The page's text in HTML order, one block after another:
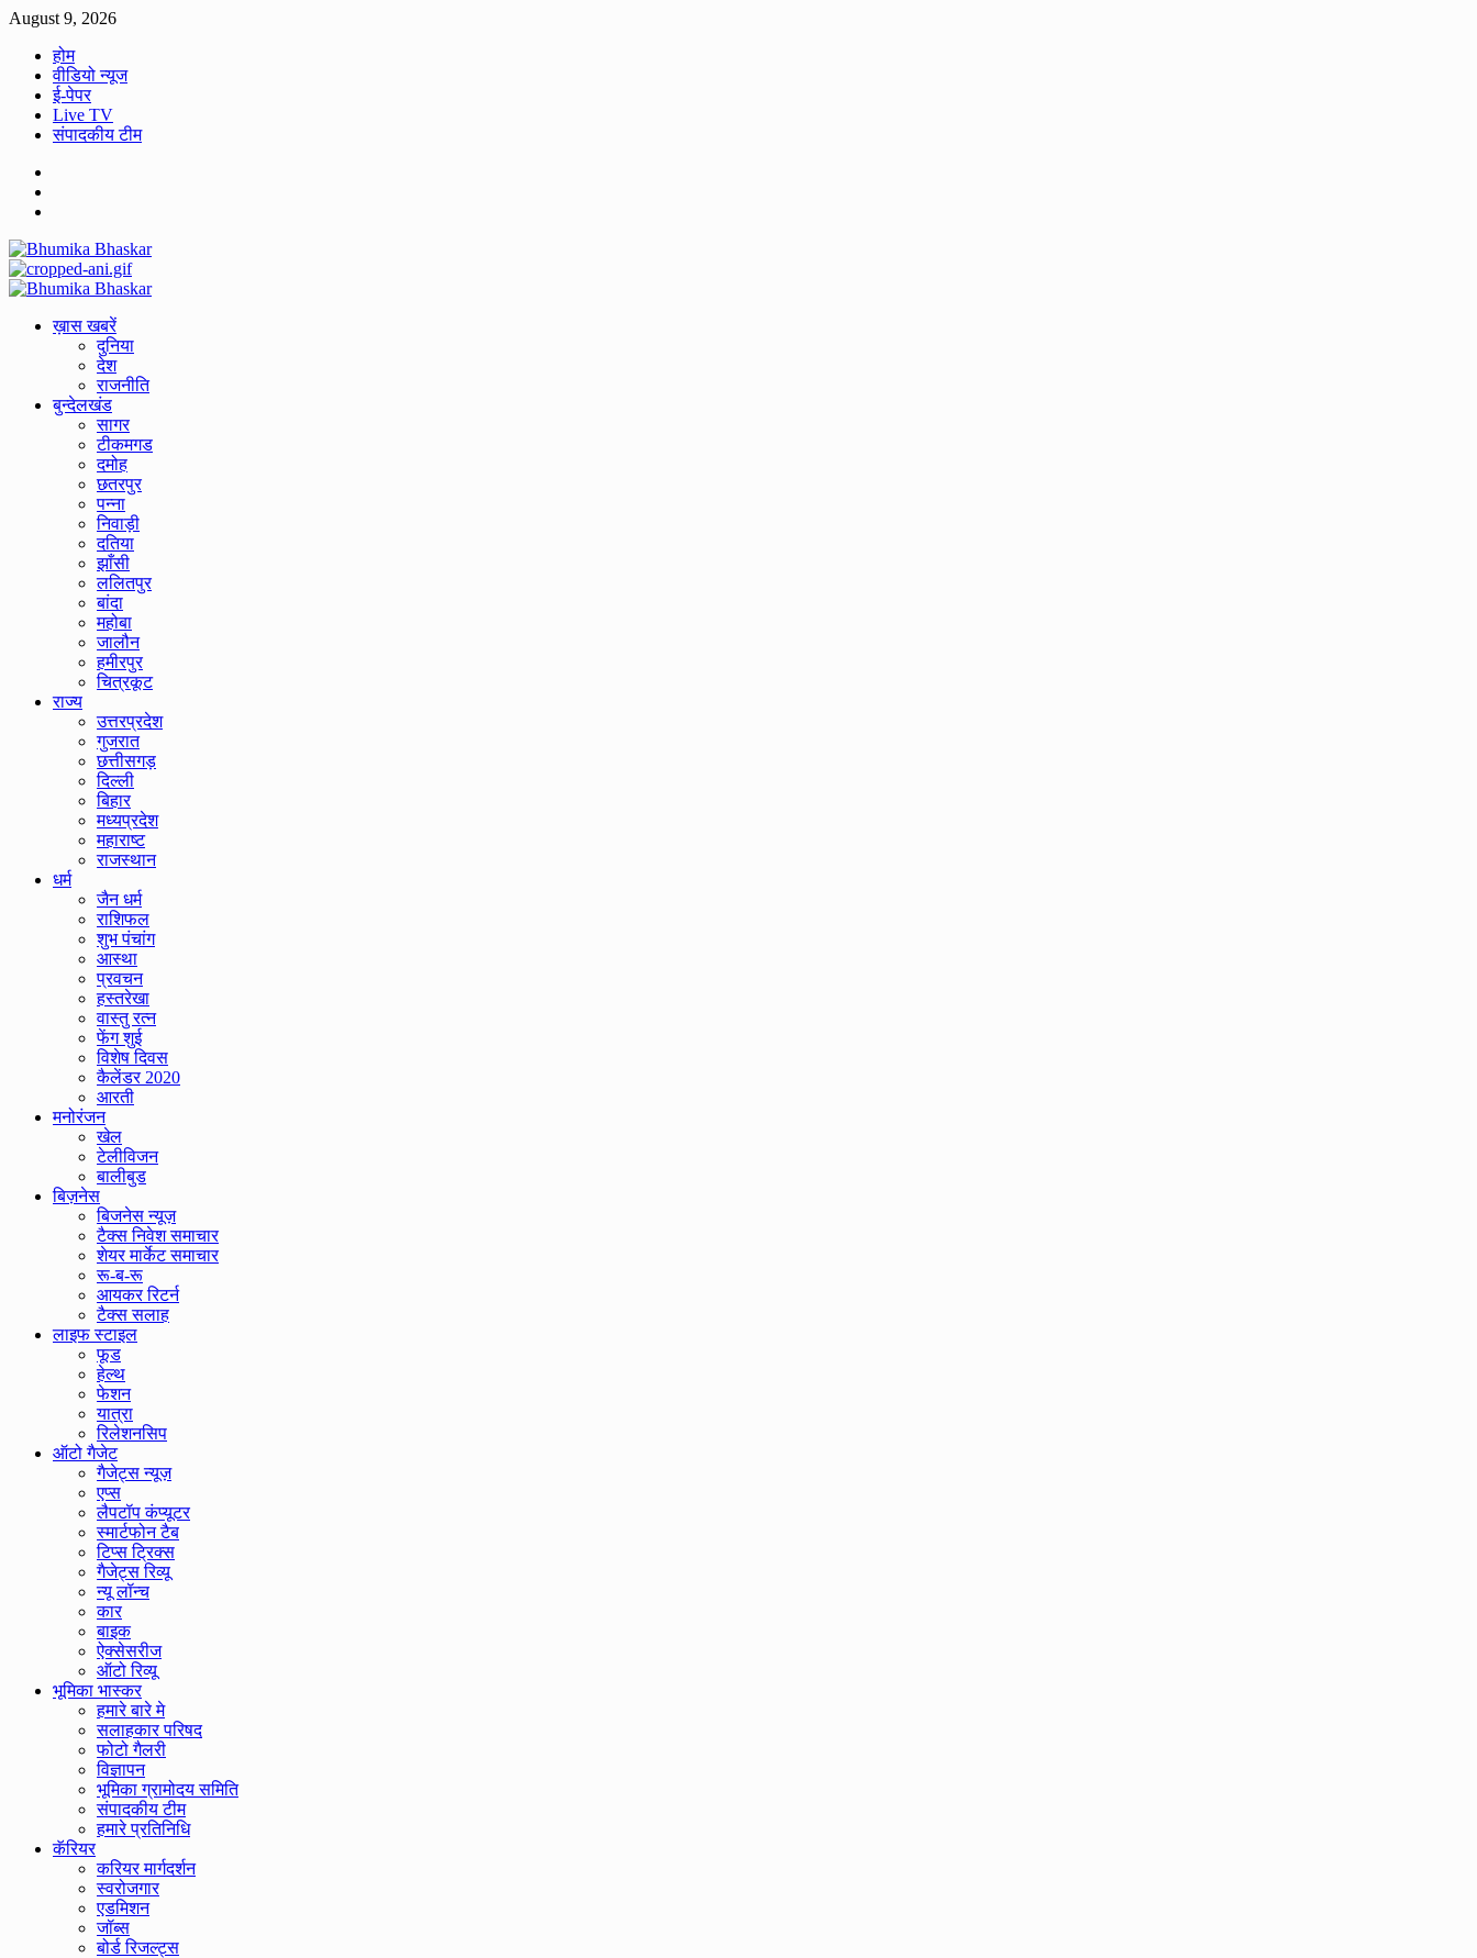
Skip
content
August 9, 2026
होम
वीडियो न्यूज
ई-पेपर
Live TV
संपादकीय टीम
Primary
ख़ास खबरें
दुनिया
देश
राजनीति
बुन्देलखंड
सागर
टीकमगड
दमोह
छतरपुर
पन्ना
निवाड़ी
दतिया
झाँसी
ललितपुर
बांदा
महोबा
जालौन
हमीरपुर
चित्रकूट
राज्य
उत्तरप्रदेश
गुजरात
छत्तीसगड़
दिल्ली
बिहार
मध्यप्रदेश
महाराष्ट
राजस्थान
धर्म
जैन धर्म
राशिफल
शुभ पंचांग
आस्था
प्रवचन
हस्तरेखा
वास्तु रत्न
फेंग शुई
विशेष दिवस
कैलेंडर 2020
आरती
मनोरंजन
खेल
टेलीविजन
बालीबुड
बिज़नेस
बिजनेस न्यूज़
टैक्स निवेश समाचार
शेयर मार्केट समाचार
रू-ब-रू
आयकर रिटर्न
टैक्स सलाह
लाइफ स्टाइल
फूड
हेल्थ
फेशन
यात्रा
रिलेशनसिप
ऑटो गैजेट
गैजेट्स न्यूज़
एप्स
लैपटॉप कंप्यूटर
स्मार्टफोन टैब
टिप्स ट्रिक्स
गैजेट्स रिव्यू
न्यू लॉन्च
कार
बाइक
ऐक्सेसरीज
ऑटो रिव्यू
भूमिका भास्कर
हमारे बारे मे
सलाहकार परिषद
फोटो गैलरी
विज्ञापन
भूमिका ग्रामोदय समिति
संपादकीय टीम
हमारे प्रतिनिधि
कॅरियर
करियर मार्गदर्शन
स्वरोजगार
एडमिशन
जॉब्स
बोर्ड रिजल्ट्स